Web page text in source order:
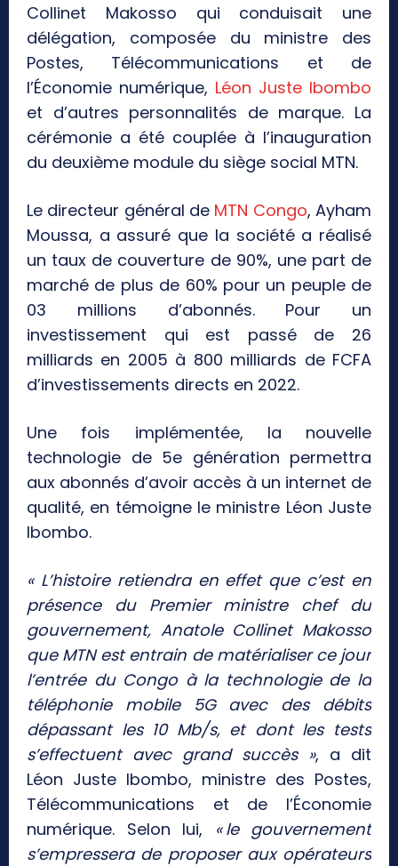
Collinet Makosso qui conduisait une
délégation, composée du ministre des
Postes, Télécommunications et de
l’Économie numérique, Léon Juste Ibombo
et d’autres personnalités de marque. La
cérémonie a été couplée à l’inauguration
du deuxième module du siège social MTN.
Le directeur général de MTN Congo, Ayham
Moussa, a assuré que la société a réalisé
un taux de couverture de 90%, une part de
marché de plus de 60% pour un peuple de
03 millions d’abonnés. Pour un
investissement qui est passé de 26
milliards en 2005 à 800 milliards de FCFA
d’investissements directs en 2022.
Une fois implémentée, la nouvelle
technologie de 5e génération permettra
aux abonnés d’avoir accès à un internet de
qualité, en témoigne le ministre Léon Juste
Ibombo.
« L’histoire retiendra en effet que c’est en
présence du Premier ministre chef du
gouvernement, Anatole Collinet Makosso
que MTN est entrain de matérialiser ce jour
l’entrée du Congo à la technologie de la
téléphonie mobile 5G avec des débits
dépassant les 10 Mb/s, et dont les tests
s’effectuent avec grand succès », a dit
Léon Juste Ibombo, ministre des Postes,
Télécommunications et de l’Économie
numérique. Selon lui, « le gouvernement
s’empressera de proposer aux opérateurs